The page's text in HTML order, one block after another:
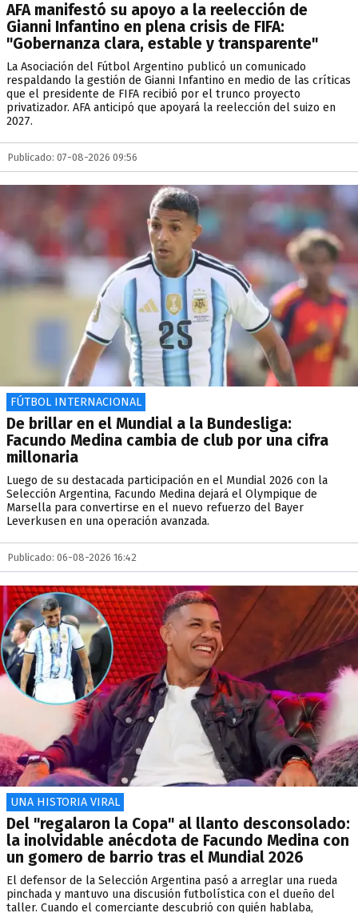
AFA manifestó su apoyo a la reelección de
Gianni Infantino en plena crisis de FIFA:
"Gobernanza clara, estable y transparente"
La Asociación del Fútbol Argentino publicó un comunicado
respaldando la gestión de Gianni Infantino en medio de las críticas
que el presidente de FIFA recibió por el trunco proyecto
privatizador. AFA anticipó que apoyará la reelección del suizo en
2027.
Publicado: 07-08-2026 09:56
FÚTBOL INTERNACIONAL
De brillar en el Mundial a la Bundesliga:
Facundo Medina cambia de club por una cifra
millonaria
Luego de su destacada participación en el Mundial 2026 con la
Selección Argentina, Facundo Medina dejará el Olympique de
Marsella para convertirse en el nuevo refuerzo del Bayer
Leverkusen en una operación avanzada.
Publicado: 06-08-2026 16:42
UNA HISTORIA VIRAL
Del "regalaron la Copa" al llanto desconsolado:
la inolvidable anécdota de Facundo Medina con
un gomero de barrio tras el Mundial 2026
El defensor de la Selección Argentina pasó a arreglar una rueda
pinchada y mantuvo una discusión futbolística con el dueño del
taller. Cuando el comerciante descubrió con quién hablaba,